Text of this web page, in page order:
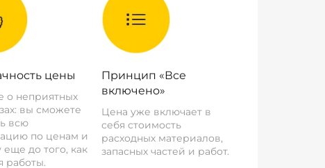
цены
о неприятных
вы сможете
всю
по ценам и
еще до того, как
работы.
Принцип «Все
включено»
Цена уже включает в
себя стоимость
расходных материалов,
запасных частей и работ.